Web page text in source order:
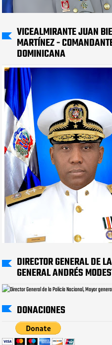
VICEALMIRANTE JUAN
MARTÍNEZ -
DOMINICANA
DIRECTOR GENERAL DE
GENERAL ANDRÉS
DONACIONES